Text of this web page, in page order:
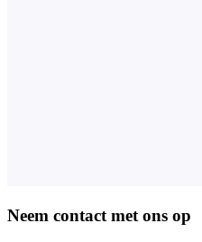
Neem contact met ons op